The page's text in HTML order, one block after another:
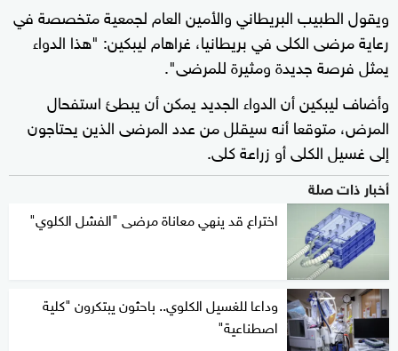
ويقول الطبيب البريطاني والأمين العام لجمعية متخصصة في
رعاية مرضى الكلى في بريطانيا، غراهام ليبكين: "هذا الدواء
يمثل فرصة جديدة ومثيرة للمرضى".
وأضاف ليبكين أن الدواء الجديد يمكن أن يبطئ استفحال
المرض، متوقعا أنه سيقلل من عدد المرضى الذين يحتاجون
إلى غسيل الكلى أو زراعة كلى.
أخبار ذات صلة
اختراع قد ينهي معاناة مرضى "الفشل الكلوي"
وداعا للغسيل الكلوي.. باحثون يبتكرون "كلية
اصطناعية"